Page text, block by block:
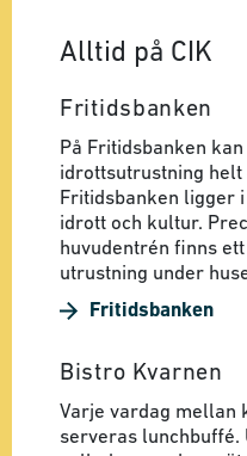
Alltid på CIK
Fritidsbanken
På Fritidsbanken
idrottsutrustning helt
Fritidsbanken ligger
idrott och kultur.
huvudentrén finns
utrustning under
Fritidsbanken
Bistro Kvarnen
Varje vardag mellan
serveras lunchbuffé.